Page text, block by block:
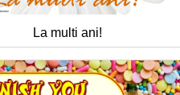
La multi ani!